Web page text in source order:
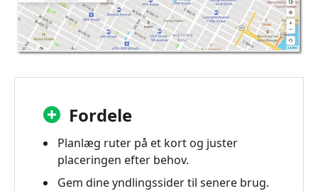
Fordele
Planlæg ruter på et kort og juster
placeringen efter behov.
Gem dine yndlingssider til senere brug.